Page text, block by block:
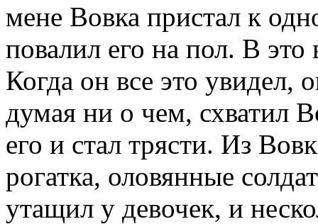
мене Вовка пристал к
повалил его на пол. В
Когда он все это увидел,
думая ни о чем, схватил
его и стал трясти. Из
рогатка, оловянные
утащил у девочек, и